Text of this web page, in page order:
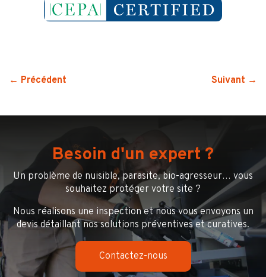
← Précédent Suivant →
Besoin d'un expert ?
Un problème de nuisible, parasite, bio-agresseur… vous
souhaitez protéger votre site ?
Nous réalisons une inspection et nous vous envoyons un
devis détaillant nos solutions préventives et curatives.
Contactez-nous